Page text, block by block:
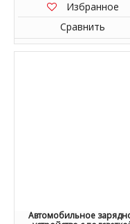
Избранное
Сравнить
Автомобильное